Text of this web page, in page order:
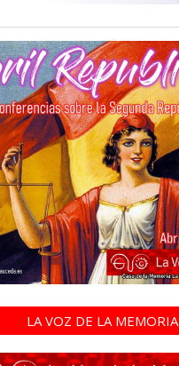
LA VOZ DE LA MEMORIA